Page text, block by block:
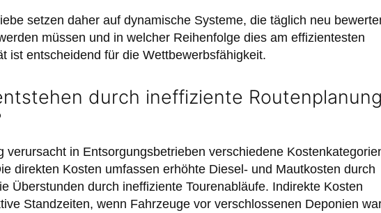
setzen daher auf dynamische Systeme, die täglich neu
müssen und in welcher Reihenfolge dies am effizientesten
ist entscheidend für die Wettbewerbsfähigkeit.
durch ineffiziente
verursacht in Entsorgungsbetrieben verschiedene
direkten Kosten umfassen erhöhte Diesel- und Mautkosten durch
Überstunden durch ineffiziente Tourenabläufe. Indirekte Kosten
Standzeiten, wenn Fahrzeuge vor verschlossenen Deponien